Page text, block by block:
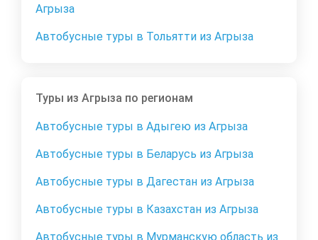
Агрыза
Автобусные туры в Тольятти из Агрыза
Туры из Агрыза по регионам
Автобусные туры в Адыгею из Агрыза
Автобусные туры в Беларусь из Агрыза
Автобусные туры в Дагестан из Агрыза
Автобусные туры в Казахстан из Агрыза
Автобусные туры в Мурманскую область из